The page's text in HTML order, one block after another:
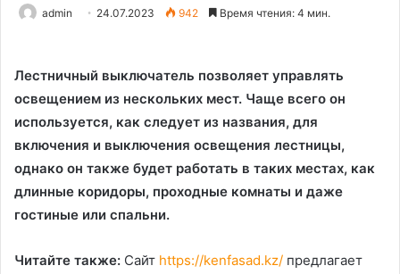
admin 24.07.2023 942 Время чтения: 4 мин.
Лестничный выключатель позволяет управлять
освещением из нескольких мест. Чаще всего он
используется, как следует из названия, для
включения и выключения освещения лестницы,
однако он также будет работать в таких местах, как
длинные коридоры, проходные комнаты и даже
гостиные или спальни.
Читайте также: Сайт https://kenfasad.kz/ предлагает